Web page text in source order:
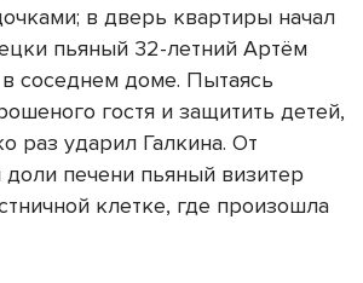
в дверь квартиры начал
пьяный 32-летний Артём
соседнем доме. Пытаясь
гостя и защитить детей,
раз ударил Галкина. От
печени пьяный визитер
клетке, где произошла